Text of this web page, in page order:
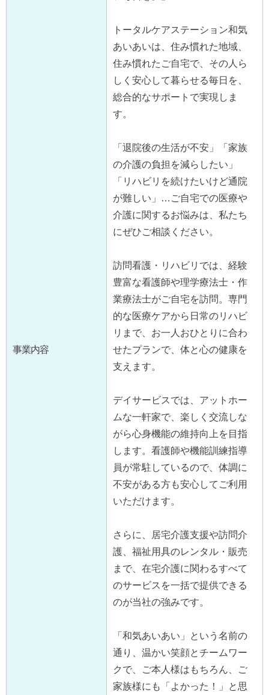
事業内容
トータルケアステーション和気
あいあいは、住み慣れた地域、
住み慣れたご自宅で、その人ら
しく安心して暮らせる毎日を、
総合的なサポートで実現しま
す。
「退院後の生活が不安」「家族
の介護の負担を減らしたい」
「リハビリを続けたいけど通院
が難しい」…ご自宅での医療や
介護に関するお悩みは、私たち
にぜひご相談ください。
訪問看護・リハビリでは、経験
豊富な看護師や理学療法士・作
業療法士がご自宅を訪問。専門
的な医療ケアから日常のリハビ
リまで、お一人おひとりに合わ
せたプランで、体と心の健康を
支えます。
デイサービスでは、アットホー
ムな一軒家で、楽しく交流しな
がら心身機能の維持向上を目指
します。看護師や機能訓練指導
員が常駐しているので、体調に
不安がある方も安心してご利用
いただけます。
さらに、居宅介護支援や訪問介
護、福祉用具のレンタル・販売
まで、在宅介護に関わるすべて
のサービスを一括で提供できる
のが当社の強みです。
「和気あいあい」という名前の
通り、温かい笑顔とチームワー
クで、ご本人様はもちろん、ご
家族様にも「よかった！」と思